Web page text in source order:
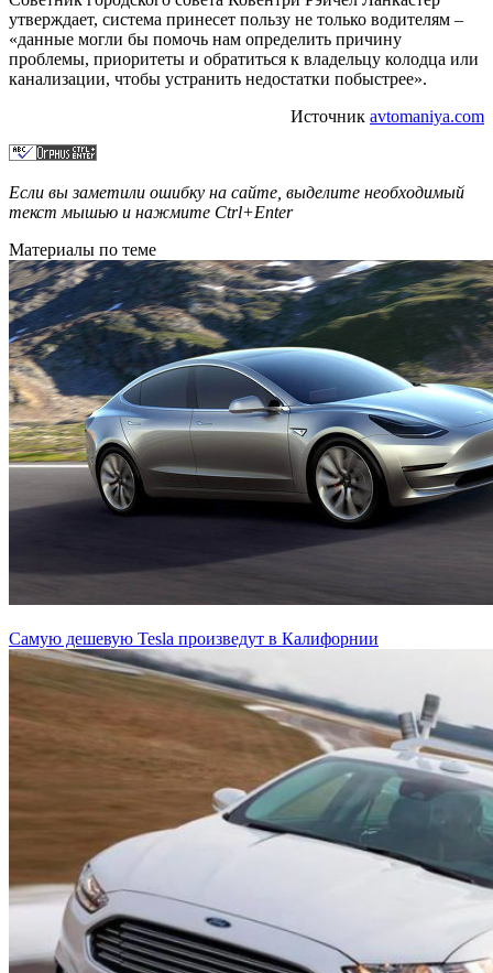
утверждает, система принесет пользу не только водителям –
«данные могли бы помочь нам определить причину
проблемы, приоритеты и обратиться к владельцу колодца или
канализации, чтобы устранить недостатки побыстрее».
Источник avtomaniya.com
Если вы заметили ошибку на сайте, выделите необходимый
текст мышью и нажмите Ctrl+Enter
Материалы по теме
Самую дешевую Tesla произведут в Калифорнии